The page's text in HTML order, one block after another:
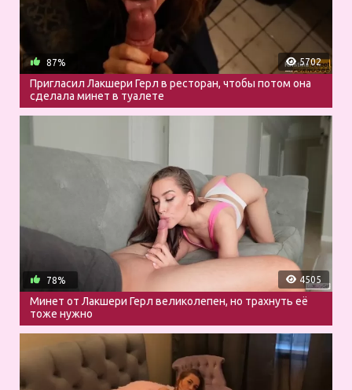
5702
87%
Пригласил Лакшери Герл в ресторан, чтобы потом она
сделала минет в туалете
4505
78%
Минет от Лакшери Герл великолепен, но трахнуть её
тоже нужно